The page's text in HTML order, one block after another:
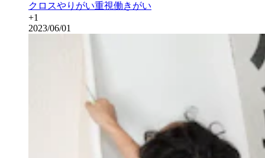
クロスやりがい重視働きがい
+1
2023/06/01